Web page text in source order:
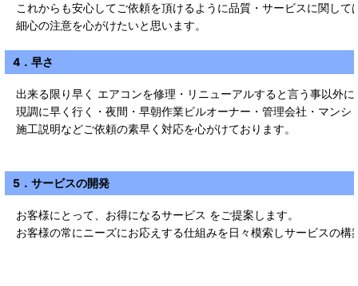
これからも安心してご依頼を頂けるように品質・サービスに関して
細心の注意を心がけたいと思います。
4．早さ
出来る限り早く エアコンを修理・リニューアルすると言う事以外に
現調に早く行く・夜間・早朝作業ビルオーナー・管理会社・マンシ
施工説明などご依頼の素早く対応を心がけております。
5．サービスの開発
お客様にとって、お得になるサービス をご提案します。
お客様の常にニーズにお応えする仕組みを日々模索しサービスの構